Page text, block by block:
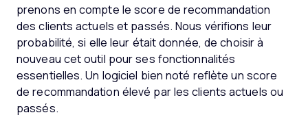
prenons en compte le score de recommandation
des clients actuels et passés. Nous vérifions leur
probabilité, si elle leur était donnée, de choisir à
nouveau cet outil pour ses fonctionnalités
essentielles. Un logiciel bien noté reflète un score
de recommandation élevé par les clients actuels ou
passés.